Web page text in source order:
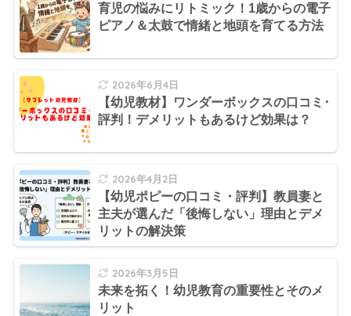
育児の悩みにリトミック！1歳からの電子
ピアノ＆太鼓で情緒と地頭を育てる方法
2026年6月4日
【幼児教材】ワンダーボックスの口コミ･
評判！デメリットもあるけど効果は？
2026年4月2日
【幼児ポピーの口コミ・評判】教員妻と
主夫が選んだ「後悔しない」理由とデメ
リットの解決策
2026年3月5日
未来を拓く！幼児教育の重要性とそのメ
リット